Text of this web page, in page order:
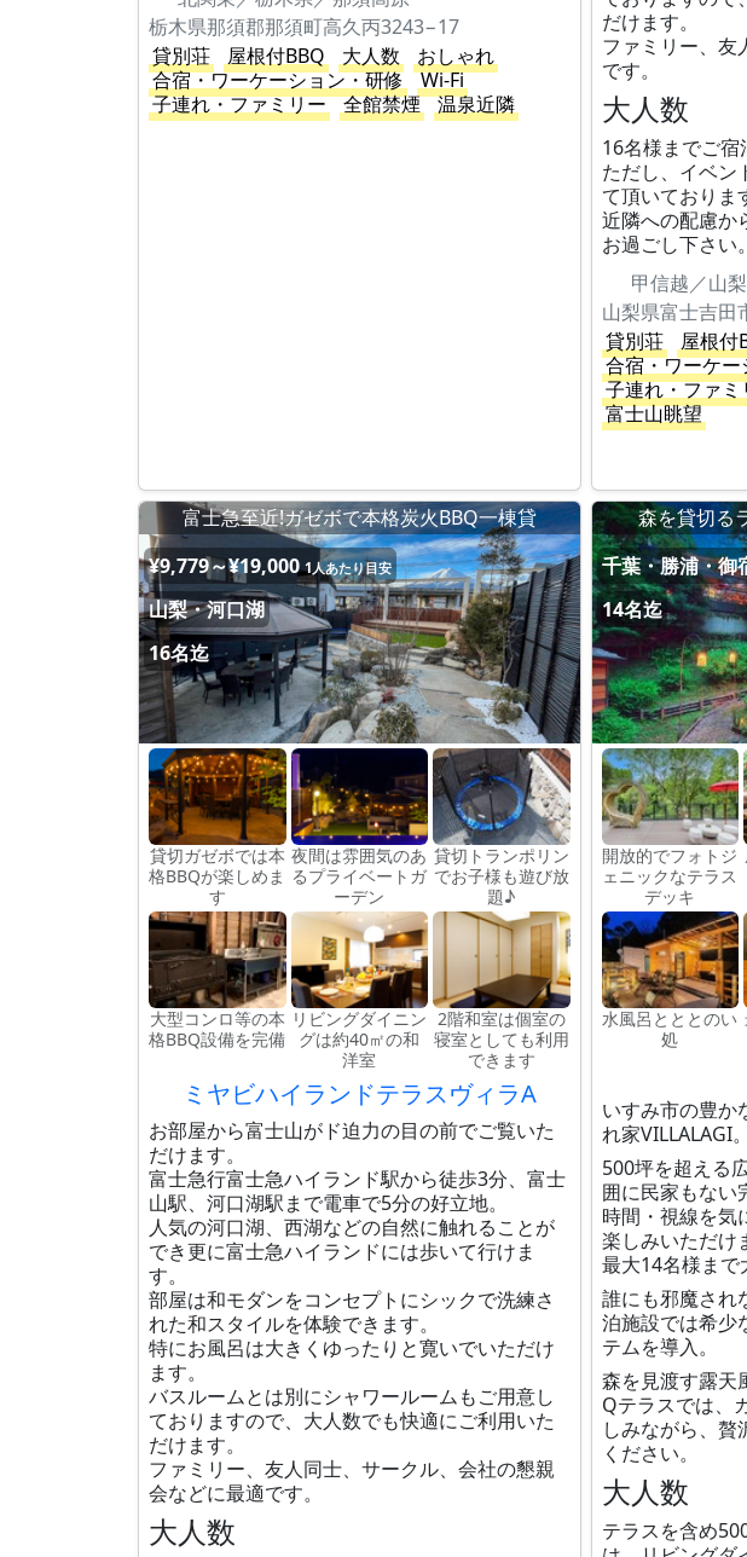
栃木県那須郡那須町高久丙3243−17
貸別荘
屋根付BBQ 大人数
おしゃれ
合宿・ワーケーション・研修
Wi-Fi
子連れ・ファミリー
全館禁煙 温泉近隣
だけます。
ファミリー、友
です。
大人数
16名様までご宿
ただし、イベン
て頂いておりま
近隣への配慮か
お過ごし下さい。
甲信越／山
山梨県富士吉田
貸別荘
屋根付
合宿・ワーケ
子連れ・ファミ
富士山眺望
富士急至近!ガゼボで本格炭火BBQ一棟貸
¥9,779～¥19,000 1人あたり目安
山梨・河口湖
16名迄
貸切ガゼボでは本
格BBQが楽しめま
す
夜間は雰囲気のあ
るプライベートガ
ーデン
貸切トランポリン
でお子様も遊び放
題♪
大型コンロ等の本
格BBQ設備を完備
リビングダイニン
グは約40㎡の和
洋室
2階和室は個室の
寝室としても利用
できます
ミヤビハイランドテラスヴィラA
お部屋から富士山がド迫力の目の前でご覧いた
だけます。
富士急行富士急ハイランド駅から徒歩3分、富士
山駅、河口湖駅まで電車で5分の好立地。
人気の河口湖、西湖などの自然に触れることが
でき更に富士急ハイランドには歩いて行けま
す。
部屋は和モダンをコンセプトにシックで洗練さ
れた和スタイルを体験できます。
特にお風呂は大きくゆったりと寛いでいただけ
ます。
バスルームとは別にシャワールームもご用意し
ておりますので、大人数でも快適にご利用いた
だけます。
ファミリー、友人同士、サークル、会社の懇親
会などに最適です。
大人数
森を貸切る
千葉・勝浦・御
14名迄
開放的でフォトジ
ェニックなテラス
デッキ
水風呂とととのい
処
いすみ市の豊か
れ家VILLALAGI。
500坪を超える
囲に民家もない
時間・視線を気
楽しみいただけ
最大14名様まで
誰にも邪魔され
泊施設では希少
テムを導入。
森を見渡す露天
Qテラスでは、
しみながら、贅
ください。
大人数
テラスを含め